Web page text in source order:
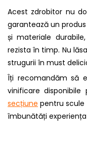
Acest zdrobitor nu
garantează un
și materiale
rezista în timp. Nu
strugurii în must
Îți recomandăm să
vinificare
secțiune pentru scule
îmbunătăți